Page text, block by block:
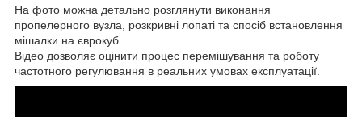
На фото можна детально розглянути виконання
пропелерного вузла, розкривні лопаті та спосіб встановлення
мішалки на єврокуб.
Відео дозволяє оцінити процес перемішування та роботу
частотного регулювання в реальних умовах експлуатації.